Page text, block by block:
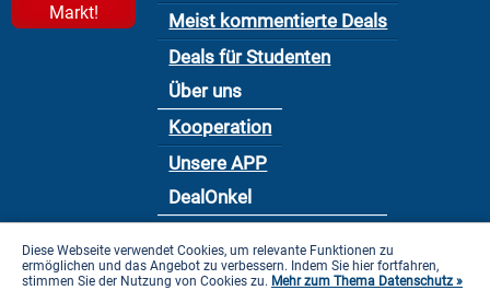
Markt!
Meist kommentierte Deals
Deals für Studenten
Über uns
Kooperation
Unsere APP
DealOnkel
Datenschutzbestimmung
Diese Webseite verwendet Cookies, um relevante Funktionen zu
ermöglichen und das Angebot zu verbessern. Indem Sie hier fortfahren,
stimmen Sie der Nutzung von Cookies zu. Mehr zum Thema Datenschutz »